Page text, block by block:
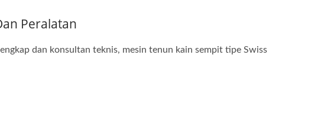
Peralatan
dan konsultan teknis, mesin tenun kain sempit tipe Swiss